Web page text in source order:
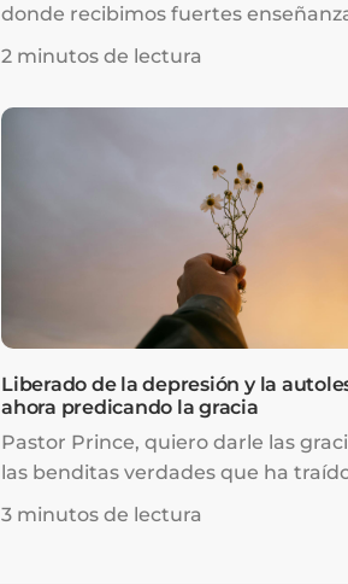
donde recibimos fuertes
legalistas antes de descubrir el
2 minutos de lectura
Liberado de la depresión y la
ahora predicando la gracia
Pastor Prince, quiero darle las
las benditas verdades que ha
vida. Hace dos años, después del
3 minutos de lectura